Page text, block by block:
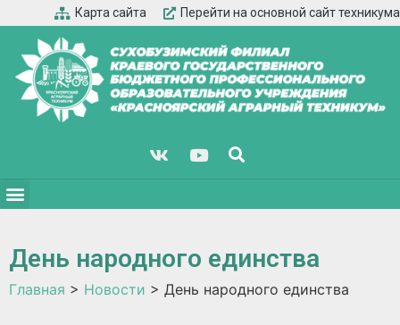
Карта сайта Перейти на основной сайт техникума
День народного единства
Главная > Новости > День народного единства